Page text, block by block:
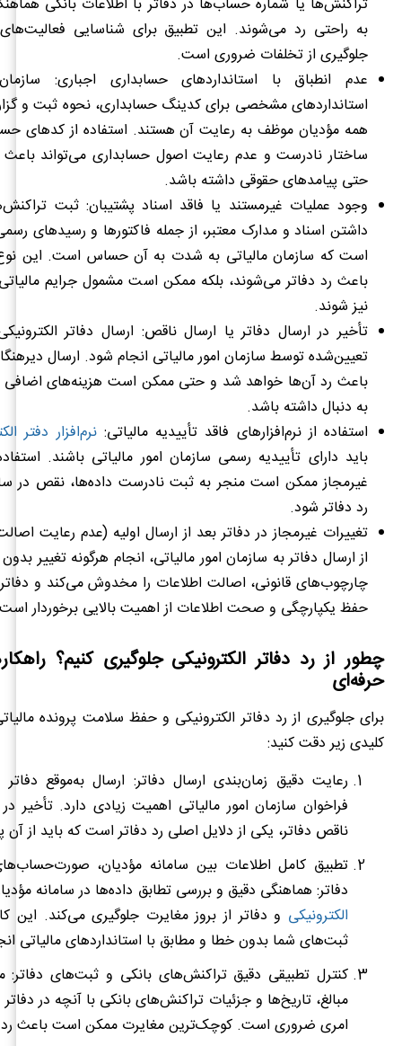
به راحتی رد می‌شوند. این تطبیق برای شناسایی
جلوگیری از تخلفات ضروری است.
عدم انطباق با استانداردهای حسابداری اجباری:
استانداردهای مشخصی برای کدینگ حسابداری، نحوه ثبت و
همه مؤدیان موظف به رعایت آن هستند. استفاده از کدهای
ساختار نادرست و عدم رعایت اصول حسابداری می‌تواند
حتی پیامدهای حقوقی داشته باشد.
وجود عملیات غیرمستند یا فاقد اسناد پشتیبان: ثبت
داشتن اسناد و مدارک معتبر، از جمله فاکتورها و رسیدهای
است که سازمان مالیاتی به شدت به آن حساس است. این نوع
باعث رد دفاتر می‌شوند، بلکه ممکن است مشمول جرایم
نیز شوند.
تأخیر در ارسال دفاتر یا ارسال ناقص: ارسال دفاتر
تعیین‌شده توسط سازمان امور مالیاتی انجام شود. ارسال
باعث رد آن‌ها خواهد شد و حتی ممکن است هزینه‌های اضافی و
به دنبال داشته باشد.
استفاده از نرم‌افزارهای فاقد تأییدیه مالیاتی:نرم‌افزار دفتر
باید دارای تأییدیه رسمی سازمان امور مالیاتی باشند.
غیرمجاز ممکن است منجر به ثبت نادرست داده‌ها، نقص در
رد دفاتر شود.
تغییرات غیرمجاز در دفاتر بعد از ارسال اولیه (عدم رعایت
از ارسال دفاتر به سازمان امور مالیاتی، انجام هرگونه تغییر
چارچوب‌های قانونی، اصالت اطلاعات را مخدوش می‌کند و
حفظ یکپارچگی و صحت اطلاعات از اهمیت بالایی برخوردار
چطور از رد دفاتر الکترونیکی جلوگیری کنیم؟
حرفه‌ای
برای جلوگیری از رد دفاتر الکترونیکی و حفظ سلامت پرونده
کلیدی زیر دقت کنید:
رعایت دقیق زمان‌بندی ارسال دفاتر: ارسال به‌موقع دفاتر
فراخوان سازمان امور مالیاتی اهمیت زیادی دارد. تأخیر
ناقص دفاتر، یکی از دلایل اصلی رد دفاتر است که باید از آن
تطبیق کامل اطلاعات بین سامانه مؤدیان،
دفاتر: هماهنگی دقیق و بررسی تطابق داده‌ها در سامانه
الکترونیکی و دفاتر از بروز مغایرت جلوگیری می‌کند. این
ثبت‌های شما بدون خطا و مطابق با استانداردهای مالیاتی
کنترل تطبیقی دقیق تراکنش‌های بانکی و ثبت‌های دفاتر:
مبالغ، تاریخ‌ها و جزئیات تراکنش‌های بانکی با آنچه در
امری ضروری است. کوچک‌ترین مغایرت ممکن است باعث رد